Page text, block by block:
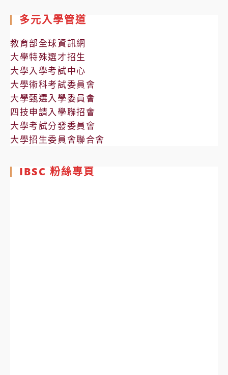
多元入學管道
教育部全球資訊網
大學特殊選才招生
大學入學考試中心
大學術科考試委員會
大學甄選入學委員會
四技申請入學聯招會
大學考試分發委員會
大學招生委員會聯合會
IBSC 粉絲專頁